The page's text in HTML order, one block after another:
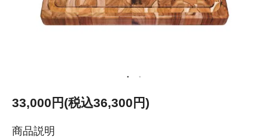
33,000円(税込36,300円)
商品説明